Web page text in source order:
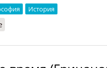
История